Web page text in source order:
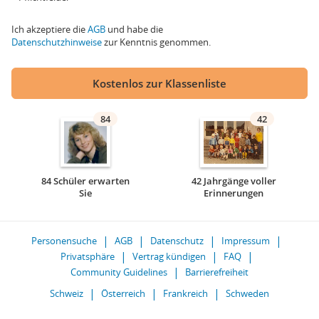
Ich akzeptiere dieAGB und habe die
Datenschutzhinweisezur Kenntnis genommen.
Kostenlos zur Klassenliste
84
84 Schüler erwarten
Sie
42
42 Jahrgänge voller
Erinnerungen
Personensuche AGB Datenschutz
Impressum
Privatsphäre
Vertrag kündigen
FAQ
Community Guidelines
Barrierefreiheit
Schweiz
Österreich Frankreich Schweden